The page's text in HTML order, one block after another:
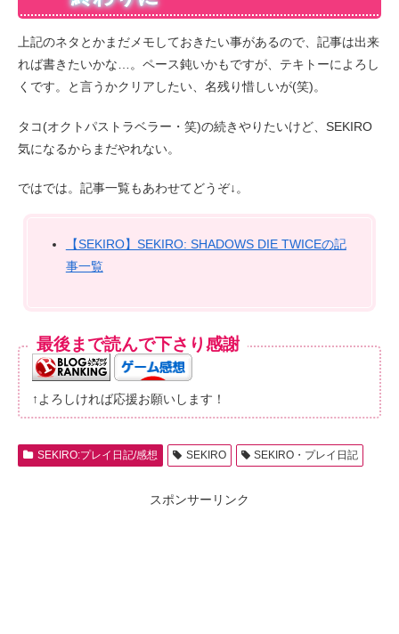
上記のネタとかまだメモしておきたい事があるので、記事は出来
れば書きたいかな…。ペース鈍いかもですが、テキトーによろし
くです。と言うかクリアしたい、名残り惜しいが(笑)。
タコ(オクトパストラベラー・笑)の続きやりたいけど、SEKIRO
気になるからまだやれない。
ではでは。記事一覧もあわせてどうぞ↓。
【SEKIRO】SEKIRO: SHADOWS DIE TWICEの記
事一覧
最後まで読んで下さり感謝
↑よろしければ応援お願いします！
SEKIRO:プレイ日記/感想 SEKIRO SEKIRO・プレイ日記
スポンサーリンク